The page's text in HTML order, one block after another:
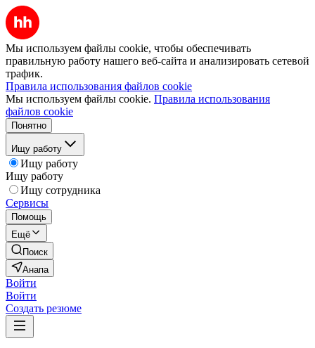
Мы используем файлы cookie, чтобы обеспечивать
правильную работу нашего веб-сайта и анализировать сетевой
трафик.
Правила использования файлов cookie
Мы используем файлы cookie. Правила использования
файлов cookie
Понятно
Ищу работу
Ищу работу
Ищу работу
Ищу сотрудника
Сервисы
Помощь
Ещё
Поиск
Анапа
Войти
Войти
Создать резюме